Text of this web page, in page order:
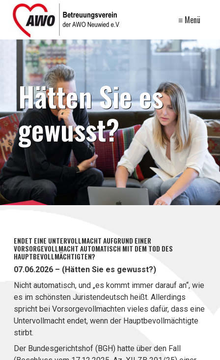
≡ Menü
Hätten Sie es
gewusst?
ENDET EINE UNTERVOLLMACHT AUFGRUND EINER
VORSORGEVOLLMACHT AUTOMATISCH MIT DEM TOD DES
HAUPTBEVOLLMÄCHTIGTEN?
07.06.2026 – (Hätten Sie es gewusst?)
Nicht automatisch, und „es kommt immer darauf an“, wie
es im schönsten Juristendeutsch heißt. Allerdings
spricht bei Vorsorgevollmachten vieles dafür, dass eine
Untervollmacht endet, wenn der Hauptbevollmächtigte
stirbt.
Der Bundesgerichtshof (BGH) hatte über den Fall